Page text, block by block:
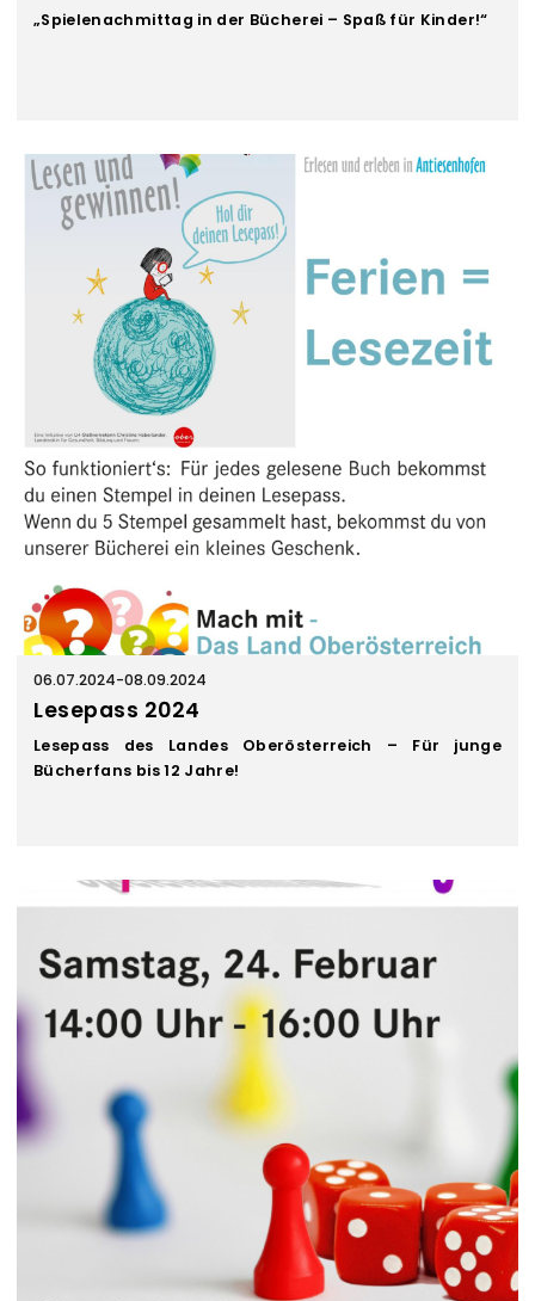
„Spielenachmittag in der Bücherei – Spaß für Kinder!“
06.07.2024-08.09.2024
Lesepass 2024
Lesepass des Landes Oberösterreich – Für junge
Bücherfans bis 12 Jahre!